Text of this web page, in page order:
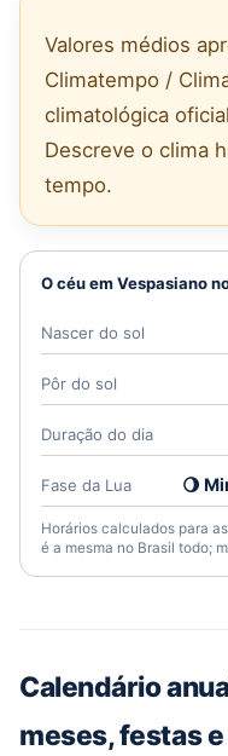
Valores médios
Climatempo /
climatológica
Descreve o clima
tempo.
O céu em Vespasiano
Nascer do sol
Pôr do sol
Duração do dia
Fase da Lua 🌖
Horários calculados para
é a mesma no Brasil todo;
Calendário
meses, festas